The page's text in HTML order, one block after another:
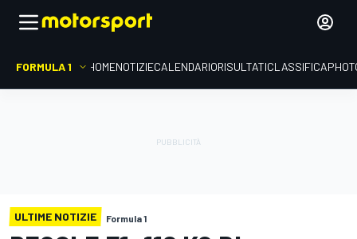
FORMULA 1 HOMENOTIZIECALENDARIORISULTATICLASSIFICA
ULTIME NOTIZIE Formula 1